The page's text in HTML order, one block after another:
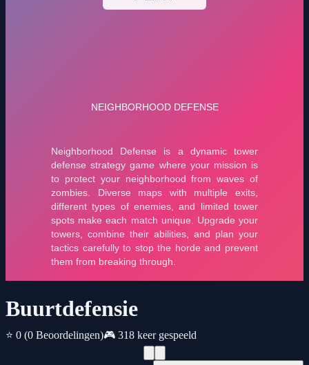
Buurtdefensie
⭐ 0 (0 Beoordelingen)🎮 318 keer gespeeld